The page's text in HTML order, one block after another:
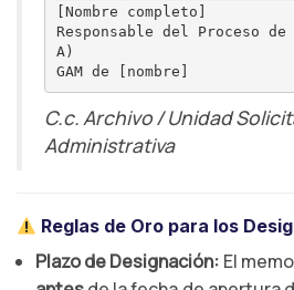
[Nombre completo]
Responsable del Proceso
A)
C.c. Archivo / Unidad
Administrativa
Reglas de Oro para los
Plazo de Designación: El